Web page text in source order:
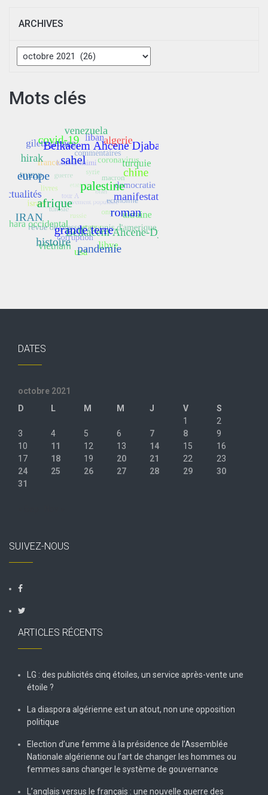
ARCHIVES
Archives
Mots clés
DATES
octobre 2021
D
L M M J V
S
1
2
3
4 5 6 7 8
9
10
11 12 13 14 15
16
17
18 19 20 21 22
23
24
25 26 27 28 29
30
31
SUIVEZ-NOUS
ARTICLES RÉCENTS
LG : des publicités cinq étoiles, un service après-vente une
étoile ?
La diaspora algérienne est un atout, non une opposition
politique
Election d’une femme à la présidence de l’Assemblée
Nationale algérienne ou l’art de changer les hommes ou
femmes sans changer le système de gouvernance
L’anglais versus le français : une nouvelle guerre des